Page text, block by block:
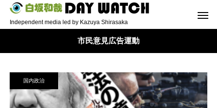
Independent media led by Kazuya Shirasaka
市民意見広告運動
国内政治